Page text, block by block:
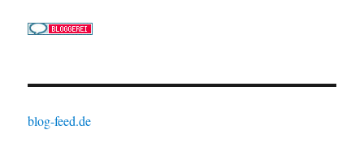
blog-feed.de